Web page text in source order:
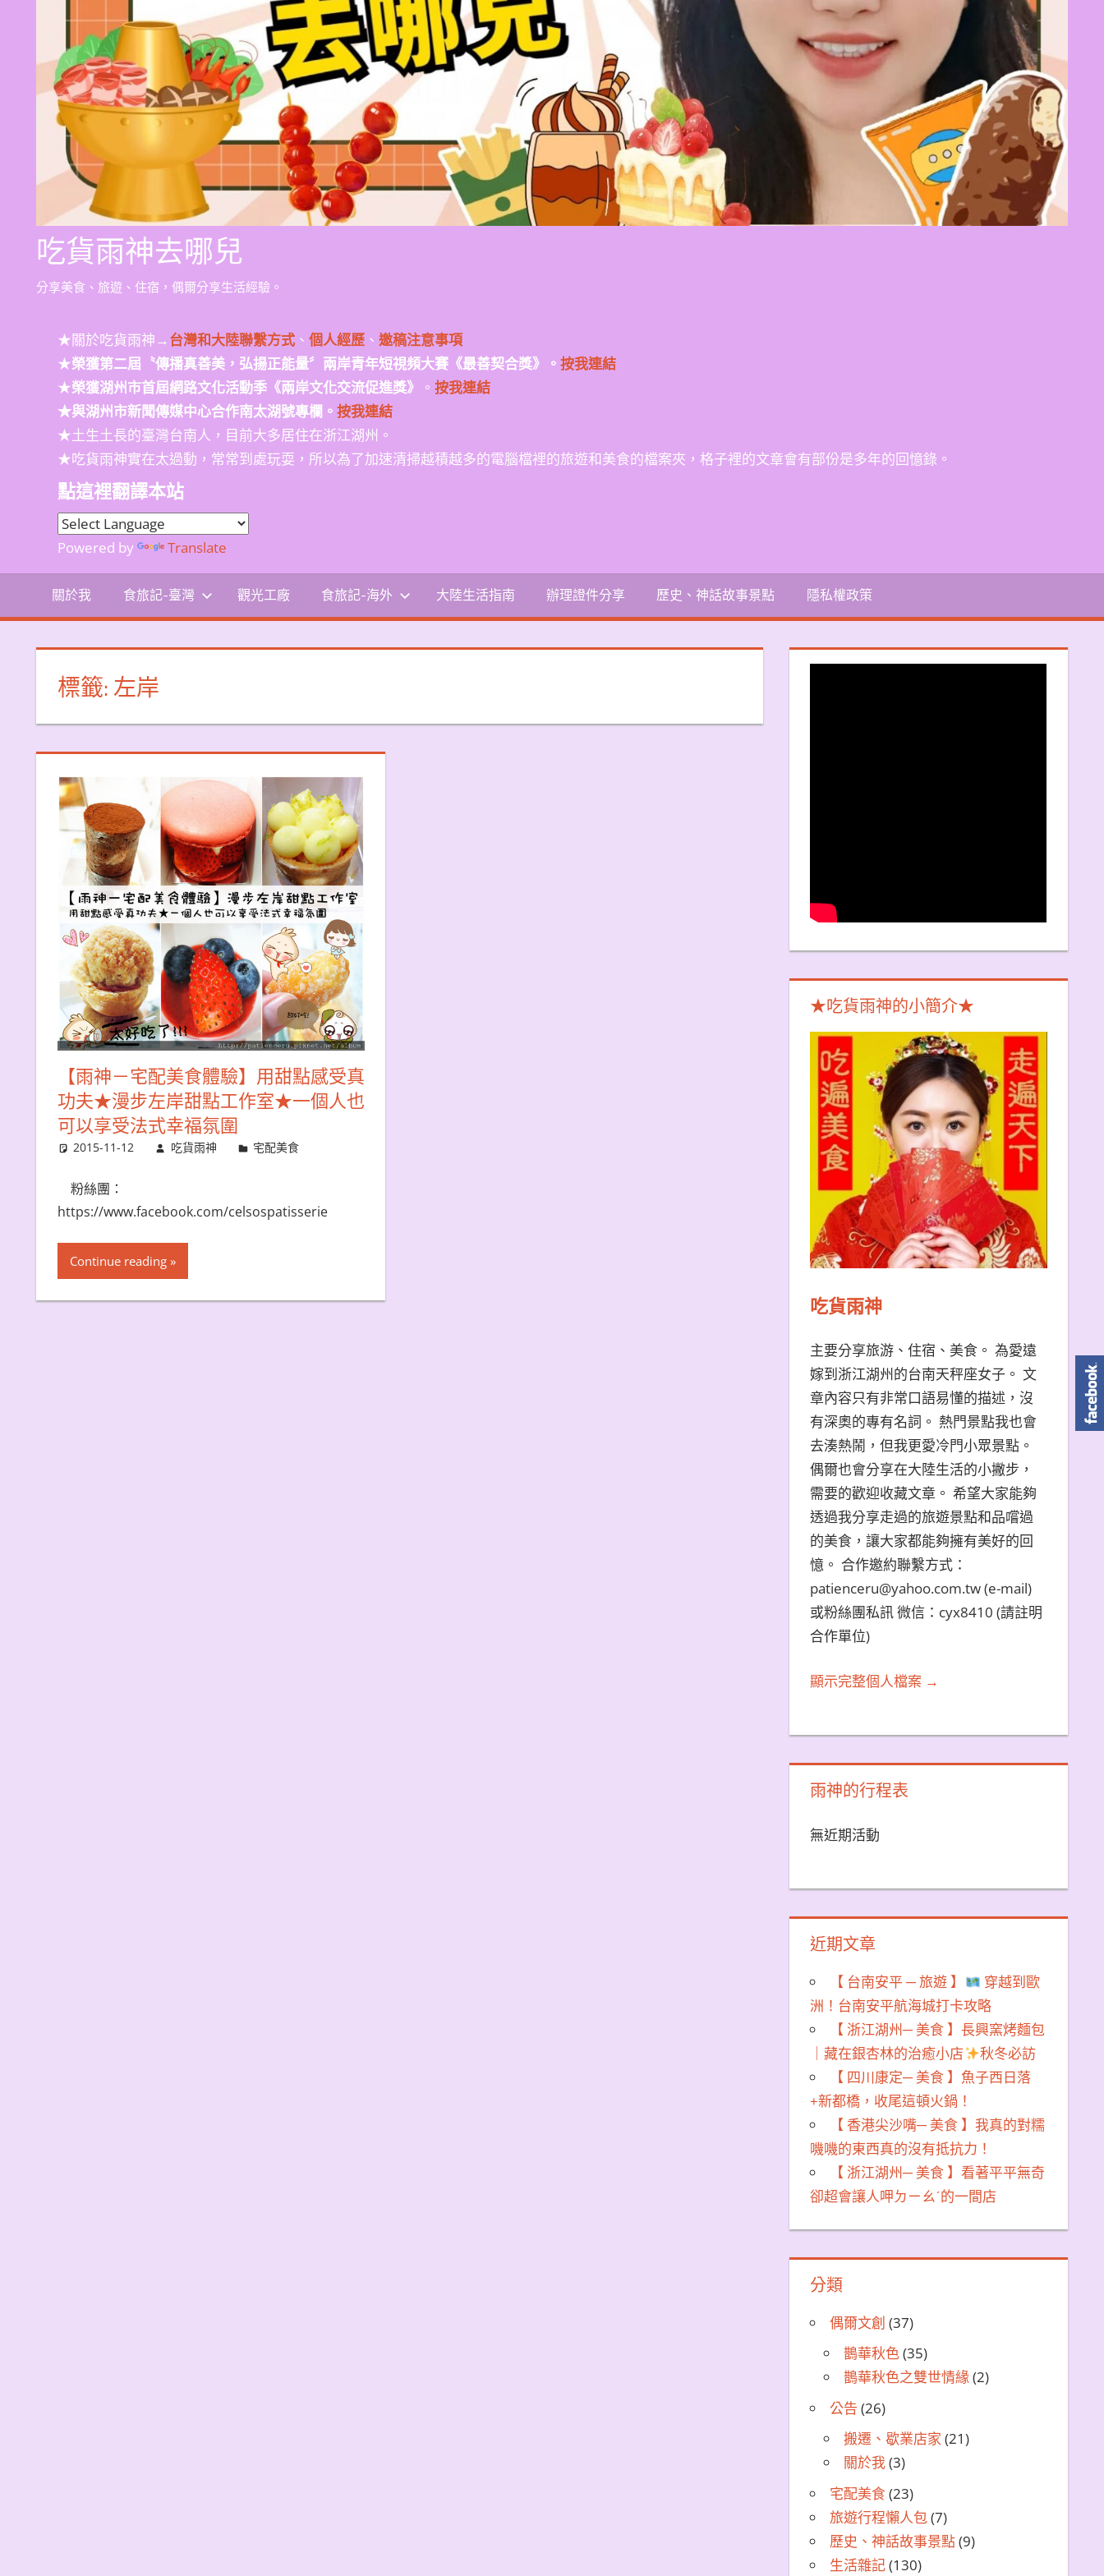
吃貨雨神去哪兒
分享美食、旅遊、住宿，偶爾分享生活經驗。
★關於吃貨雨神→台灣和大陸聯繫方式、 個人經歷、 邀稿注意事項
★榮獲第二屆〝傳播真善美，弘揚正能量〞兩岸青年短視頻大賽《最善契合獎》。 按我連結
★榮獲湖州市首屆網路文化活動季《兩岸文化交流促進獎》 。 按我連結
★與湖州市新聞傳媒中心合作南太湖號專欄。 按我連結
★土生土長的臺灣台南人，目前大多居住在浙江湖州。
★吃貨雨神實在太過動，常常到處玩耍，所以為了加速清掃越積越多的電腦檔裡的旅遊和美食的檔案夾，格子裡的文章會有部份是多年的回憶錄。
點這裡翻譯本站
Powered by Translate
關於我 食旅記-臺灣 觀光工廠 食旅記-海外 大陸生活指南 辦理證件分享 歷史、神話故事景點 隱私權政策
標籤:左岸
【雨神－宅配美食體驗】用甜點感受真
功夫★漫步左岸甜點工作室★一個人也
可以享受法式幸福氛圍
2015-11-12 吃貨雨神 宅配美食
粉絲團：
https://www.facebook.com/celsospatisserie
Continue reading
★吃貨雨神的小簡介★
吃貨雨神
主要分享旅游、住宿、美食。 為愛遠
嫁到浙江湖州的台南天秤座女子。 文
章內容只有非常口語易懂的描述，沒
有深奧的專有名詞。 熱門景點我也會
去湊熱鬧，但我更愛冷門小眾景點。
偶爾也會分享在大陸生活的小撇步，
需要的歡迎收藏文章。 希望大家能夠
透過我分享走過的旅遊景點和品嚐過
的美食，讓大家都能夠擁有美好的回
憶。 合作邀約聯繫方式：
patienceru@yahoo.com.tw (e-mail)
或粉絲團私訊 微信：cyx8410 (請註明
合作單位)
顯示完整個人檔案 →
雨神的行程表
無近期活動
近期文章
【 台南安平 ─ 旅遊 】
穿越到歐
洲！台南安平航海城打卡攻略
【 浙江湖州─ 美食 】長興窯烤麵包
｜藏在銀杏林的治癒小店
秋冬必訪
【 四川康定─ 美食 】魚子西日落
+新都橋，收尾這頓火鍋！
【 香港尖沙嘴─ 美食 】我真的對糯
嘰嘰的東西真的沒有抵抗力！
【 浙江湖州─ 美食 】看著平平無奇
卻超會讓人呷ㄉㄧㄠˊ的一間店
分類
偶爾文創 (37)
鵲華秋色(35)
鵲華秋色之雙世情緣(2)
公告 (26)
搬遷、歇業店家 (21)
關於我(3)
宅配美食(23)
旅遊行程懶人包(7)
歷史、神話故事景點(9)
生活雜記(130)